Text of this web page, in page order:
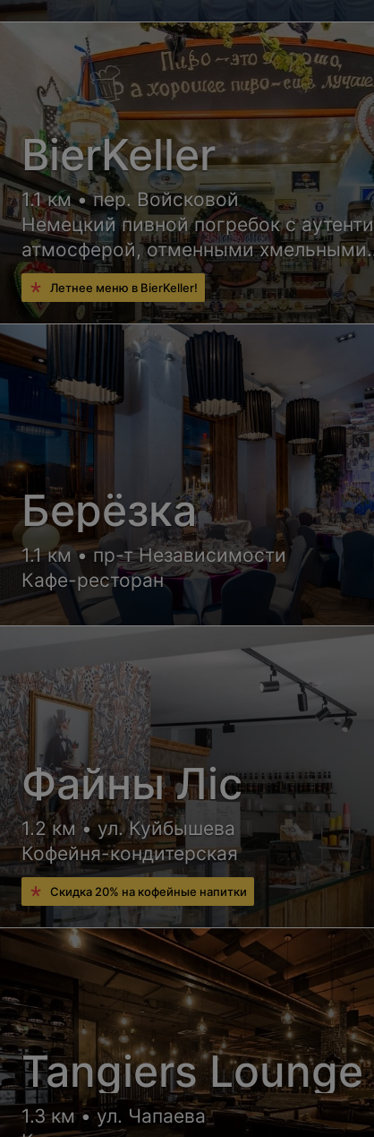
BierKeller
1.1 км • пер. Войсковой
Немецкий пивной погребок с
атмосферой, отменными хмельными
напитками и сытными блюдами
кухни
Летнее меню в BierKeller!
Берёзка
1.1 км • пр-т Независимости
Кафе-ресторан
Файны Лiс
1.2 км • ул. Куйбышева
Кофейня-кондитерская
Скидка 20% на кофейные напитки
Tangiers Lounge
1.3 км • ул. Чапаева